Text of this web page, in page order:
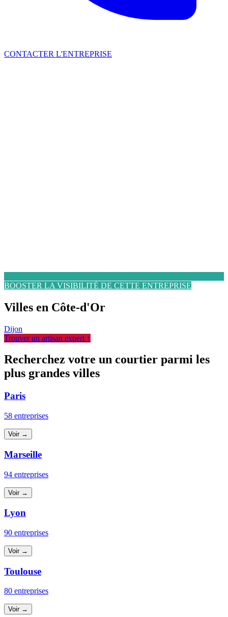
CONTACTER L'ENTREPRISE
BOOSTER LA VISIBILITÉ DE CETTE ENTREPRISE
Villes en Côte-d'Or
Dijon
Trouver un artisan expert ↑
Recherchez votre un courtier parmi les
plus grandes villes
Paris
58 entreprises
Voir →
Marseille
94 entreprises
Voir →
Lyon
90 entreprises
Voir →
Toulouse
80 entreprises
Voir →